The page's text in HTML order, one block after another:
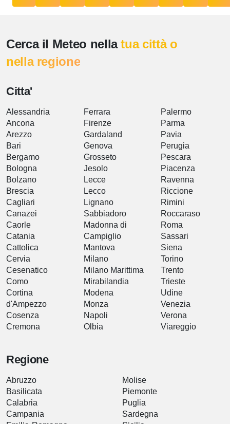
Cerca il Meteo nellatua città o
nella regione
Citta'
Alessandria
Ancona
Arezzo
Bari
Bergamo
Bologna
Bolzano
Brescia
Cagliari
Canazei
Caorle
Catania
Cattolica
Cervia
Cesenatico
Como
Cortina
d'Ampezzo
Cosenza
Cremona
Ferrara
Firenze
Gardaland
Genova
Grosseto
Jesolo
Lecce
Lecco
Lignano
Sabbiadoro
Madonna di
Campiglio
Mantova
Milano
Milano Marittima
Mirabilandia
Modena
Monza
Napoli
Olbia
Palermo
Parma
Pavia
Perugia
Pescara
Piacenza
Ravenna
Riccione
Rimini
Roccaraso
Roma
Sassari
Siena
Torino
Trento
Trieste
Udine
Venezia
Verona
Viareggio
Regione
Abruzzo
Basilicata
Calabria
Campania
Molise
Piemonte
Puglia
Sardegna